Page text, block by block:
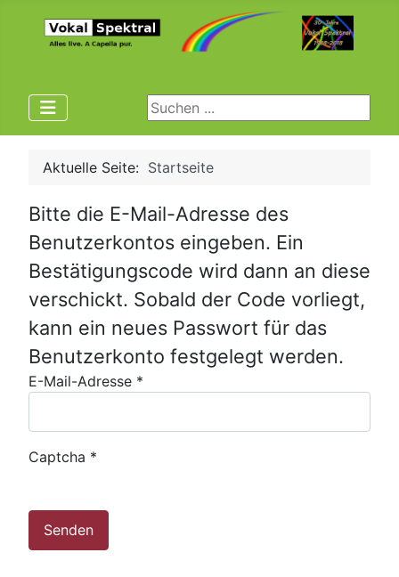
Suchen ...
Aktuelle Seite: Startseite
Bitte die E-Mail-Adresse des
Benutzerkontos eingeben. Ein
Bestätigungscode wird dann an diese
verschickt. Sobald der Code vorliegt,
kann ein neues Passwort für das
Benutzerkonto festgelegt werden.
E-Mail-Adresse *
Captcha *
Senden